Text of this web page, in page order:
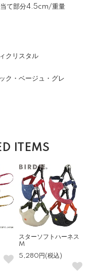
て部分4.5cm/重量
クリスタル
ク・ベージュ・グレ
ITEMS
スターソフトハーネス
M
5,280円(税込)